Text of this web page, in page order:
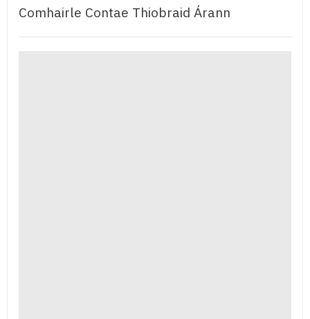
Comhairle Contae Thiobraid Árann